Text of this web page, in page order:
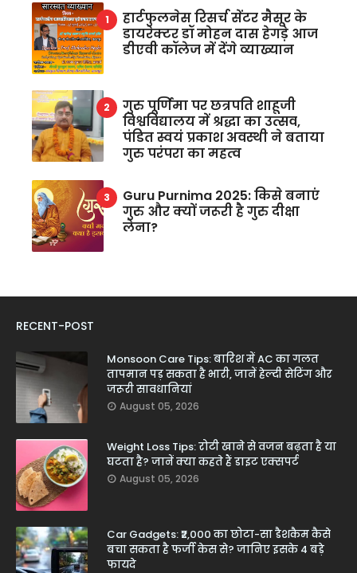
हार्टफुलनेस रिसर्च सेंटर मैसूर के
डायरेक्टर डॉ मोहन दास हेगड़े आज
डीएवी कॉलेज में देंगे व्याख्यान
गुरु पूर्णिमा पर छत्रपति शाहूजी
विश्वविद्यालय में श्रद्धा का उत्सव,
पंडित स्वयं प्रकाश अवस्थी ने बताया
गुरु परंपरा का महत्व
Guru Purnima 2025: किसे बनाएं
गुरु और क्यों जरूरी है गुरु दीक्षा
लेना?
RECENT-POST
Monsoon Care Tips: बारिश में AC का गलत
तापमान पड़ सकता है भारी, जानें हेल्दी सेटिंग और
जरूरी सावधानियां
August 05, 2026
Weight Loss Tips: रोटी खाने से वजन बढ़ता है या
घटता है? जानें क्या कहते हैं डाइट एक्सपर्ट
August 05, 2026
Car Gadgets: ₹2,000 का छोटा-सा डैशकैम कैसे
बचा सकता है फर्जी केस से? जानिए इसके 4 बड़े
फायदे